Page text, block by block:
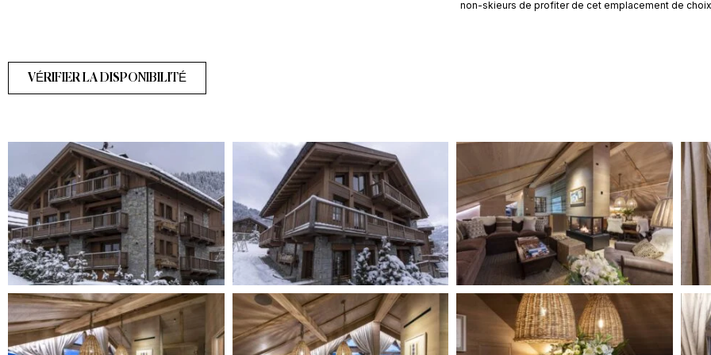
non-skieurs de profiter de cet emplacement de
VÉRIFIER LA DISPONIBILITÉ